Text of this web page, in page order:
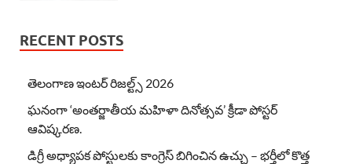
RECENT POSTS
తెలంగాణ ఇంటర్ రిజల్ట్స్ 2026
ఘనంగా ‘అంతర్జాతీయ మహిళా దినోత్సవ’ క్రీడా పోస్టర్
ఆవిష్కరణ.
డిగ్రీ అధ్యాపక పోస్టులకు కాంగ్రెస్ బిగించిన ఉచ్చు – భర్తీలో కొత్త